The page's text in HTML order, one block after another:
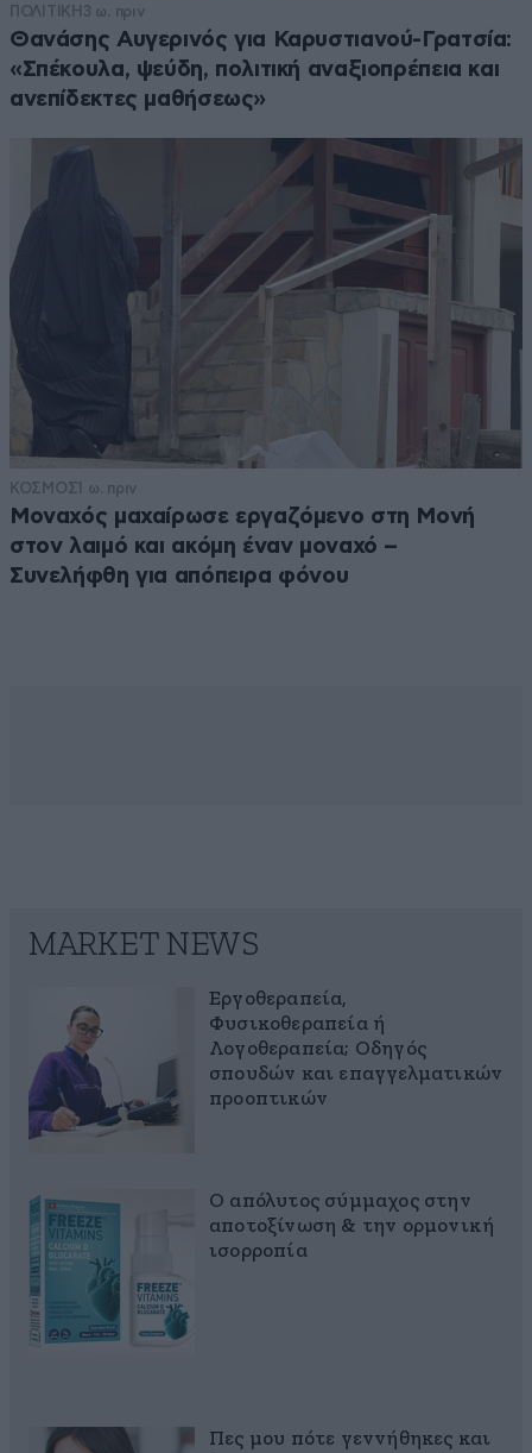
ΠΟΛΙΤΙΚΗ 3 ω. πριν
Θανάσης Αυγερινός για Καρυστιανού-Γρατσία:
«Σπέκουλα, ψεύδη, πολιτική αναξιοπρέπεια και
ανεπίδεκτες μαθήσεως»
ΚΟΣΜΟΣ1 ω. πριν
Μοναχός μαχαίρωσε εργαζόμενο στη Μονή
στον λαιμό και ακόμη έναν μοναχό –
Συνελήφθη για απόπειρα φόνου
MARKET NEWS
Εργοθεραπεία,
Φυσικοθεραπεία ή
Λογοθεραπεία; Οδηγός
σπουδών και επαγγελματικών
προοπτικών
Ο απόλυτος σύμμαχος στην
αποτοξίνωση & την ορμονική
ισορροπία
Πες μου πότε γεννήθηκες και